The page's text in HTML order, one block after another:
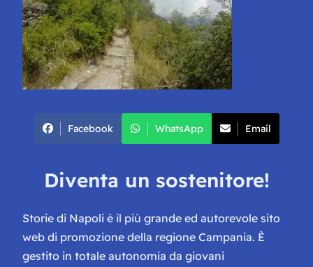
Facebook WhatsApp Email
Diventa un sostenitore!
Storie di Napoli è il più grande ed autorevole sito
web di promozione della regione Campania. È
gestito in totale autonomia da giovani